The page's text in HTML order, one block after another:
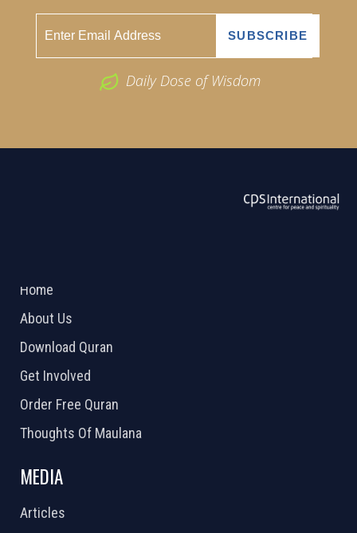
Daily Dose of Wisdom
Home
About Us
Download Quran
Get Involved
Order Free Quran
Thoughts Of Maulana
MEDIA
Articles